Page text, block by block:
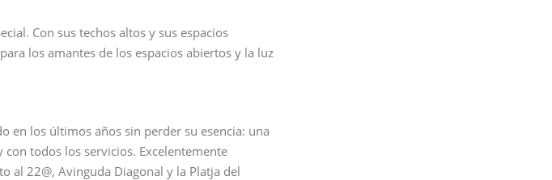
Con sus techos altos y sus espacios
los amantes de los espacios abiertos y la luz
en los últimos años sin perder su esencia: una
todos los servicios. Excelentemente
al 22@, Avinguda Diagonal y la Platja del